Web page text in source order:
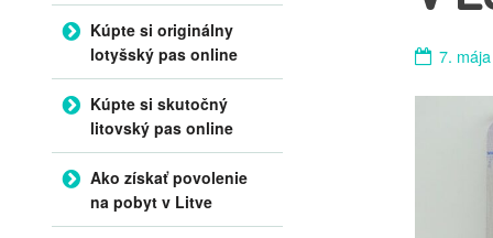
7.
Kúpte si originálny
lotyšský pas online
Kúpte si skutočný
litovský pas online
Ako získať povolenie
na pobyt v Litve